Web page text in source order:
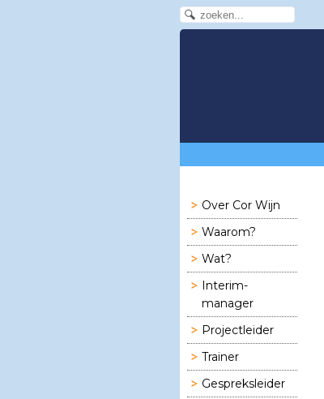
Over Cor Wijn
Waarom?
Wat?
Interim-
manager
Projectleider
Trainer
Gespreksleider